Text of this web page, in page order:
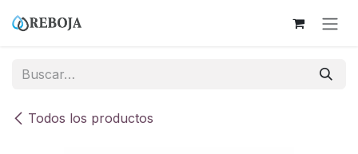
Todos los productos